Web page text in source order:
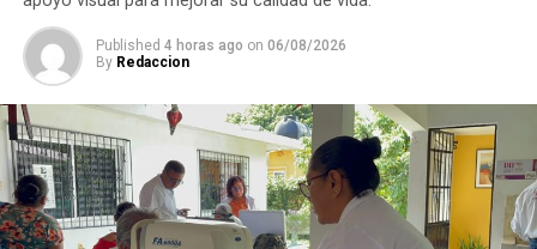
Habitacionales, como Palmira o Puerta del Sol.
RELATED TOPICS:
DESPUÉS
Regresan ambulancia a Cosco
ANTES
Cooperación entre México y Brasil, fundamental para
Latinoamericana
Published 4 horas ago on 06/08/2026
By Redaccion